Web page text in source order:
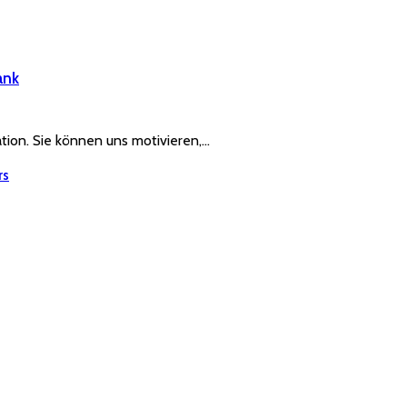
Sie können uns motivieren,…